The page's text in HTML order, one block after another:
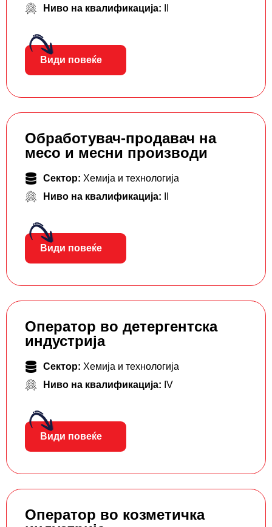
Ниво на квалификација:
Види повеќе
Обработувач-продавач на
месо и месни производи
Сектор: Хемија и технологија
Ниво на квалификација:
Види повеќе
Оператор во детергентска
индустрија
Сектор: Хемија и технологија
Ниво на квалификација: IV
Види повеќе
Оператор во козметичка